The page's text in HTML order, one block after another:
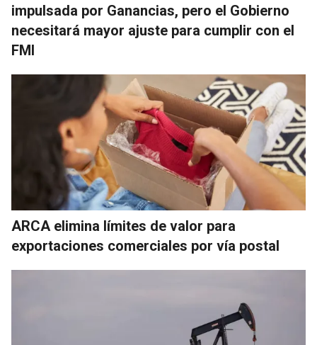
impulsada por Ganancias, pero el Gobierno
necesitará mayor ajuste para cumplir con el
FMI
ARCA elimina límites de valor para
exportaciones comerciales por vía postal